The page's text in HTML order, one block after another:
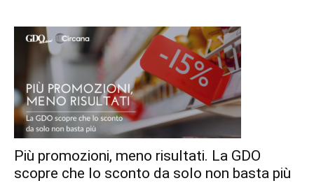
Più promozioni, meno risultati. La GDO
scopre che lo sconto da solo non basta più